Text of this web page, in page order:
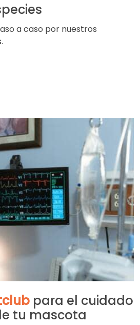
a caso por nuestros
para el cuidado
tu mascota